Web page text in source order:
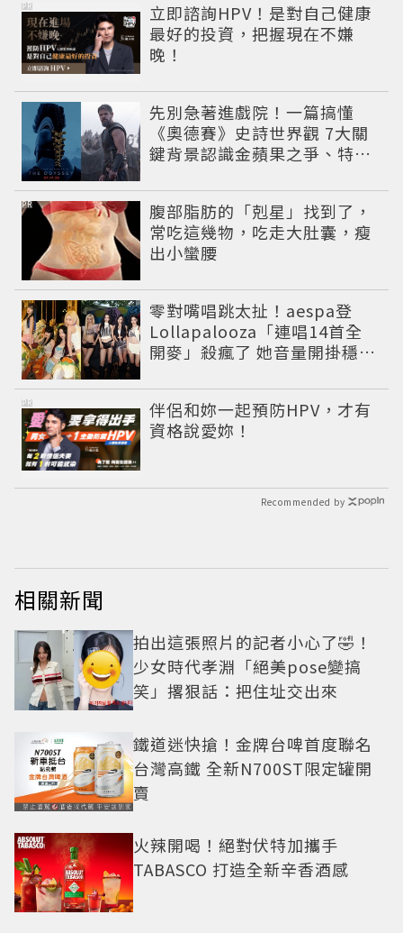
立即諮詢HPV！是對自己健康
最好的投資，把握現在不嫌
晚！
PR
先別急著進戲院！一篇搞懂
《奧德賽》史詩世界觀 7大關
鍵背景認識金蘋果之爭、特洛
腹部脂肪的「剋星」找到了，
常吃這幾物，吃走大肚囊，瘦
出小蠻腰
PR
零對嘴唱跳太扯！aespa登
Lollapalooza「連唱14首全
開麥」殺瘋了 她音量開掛穩到
伴侶和妳一起預防HPV，才有
資格說愛妳！
PR
Recommended by
相關新聞
拍出這張照片的記者小心了🤣！
少女時代孝淵「絕美pose變搞
笑」撂狠話：把住址交出來
鐵道迷快搶！金牌台啤首度聯名
台灣高鐵 全新N700ST限定罐開
賣
火辣開喝！絕對伏特加攜手
TABASCO 打造全新辛香酒感